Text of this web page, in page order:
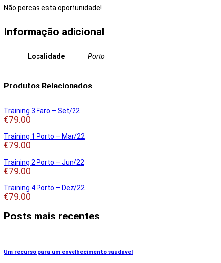
Não percas esta oportunidade!
Informação adicional
Localidade Porto
Produtos Relacionados
Training 3 Faro – Set/22
€79.00
Training 1 Porto – Mar/22
€79.00
Training 2 Porto – Jun/22
€79.00
Training 4 Porto – Dez/22
€79.00
Posts mais recentes
Um recurso para um envelhecimento saudável